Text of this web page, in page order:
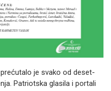
je svako od deset-
Patriotska glasila i portali